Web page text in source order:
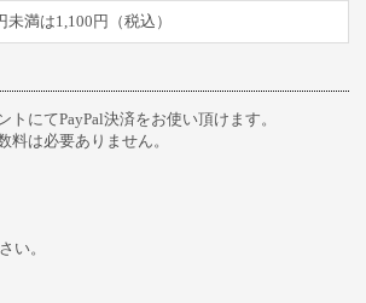
満は1,100円（税込）
トにてPayPal決済をお使い頂けます。
料は必要ありません。
い。